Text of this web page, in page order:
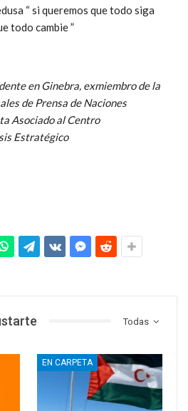
“ si queremos que todo siga
todo cambie ”
en Ginebra, exmiembro de la
de Prensa de Naciones
Asociado al Centro
Estratégico
Todas
EN CARPETA